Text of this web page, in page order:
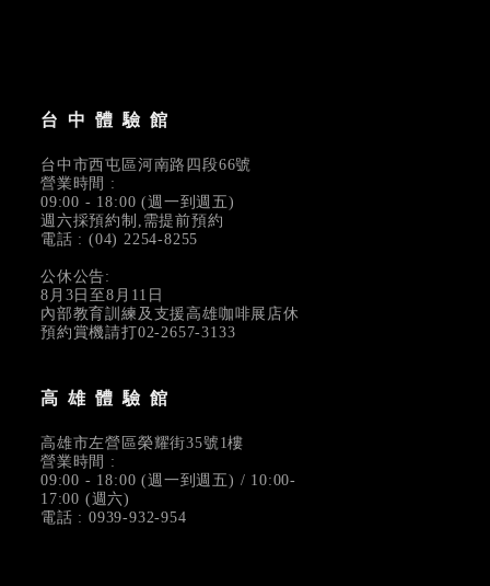
台中體驗館
台中市西屯區河南路四段66號
營業時間 :
09:00 - 18:00 (週一到週五)
週六採預約制,需提前預約
電話 : (04) 2254-8255
公休公告:
8月3日至8月11日
內部教育訓練及支援高雄咖啡展店休
預約賞機請打02-2657-3133
高雄體驗館
高雄市左營區榮耀街35號1樓
營業時間 :
09:00 - 18:00 (週一到週五) / 10:00-
17:00 (週六)
電話 : 0939-932-954